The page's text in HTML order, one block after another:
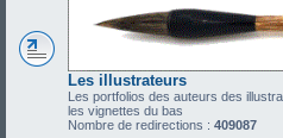
Les illustrateurs
Les portfolios des auteurs des
les vignettes du bas
Nombre de redirections : 409087